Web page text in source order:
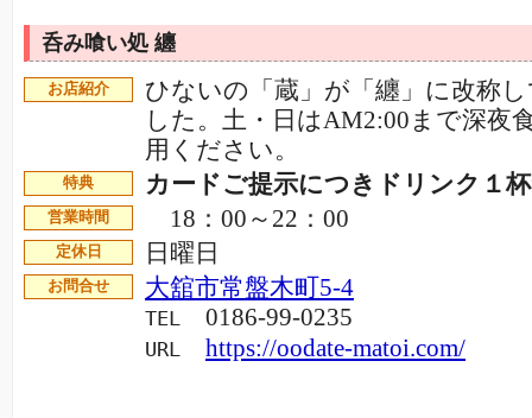
呑み喰い処 纏
お店紹介
ひないの「蔵」が「纏」に改称
した。土・日はAM2:00まで深夜
用ください。
特典 カードご提示につきドリンク１
営業時間 18：00～22：00
定休日 日曜日
お問合せ 大舘市常盤木町5-4
TEL 0186-99-0235
URL https://oodate-matoi.com/